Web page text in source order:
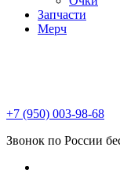
Запчасти
Мерч
+7 (950) 003-98-68
Звонок по России